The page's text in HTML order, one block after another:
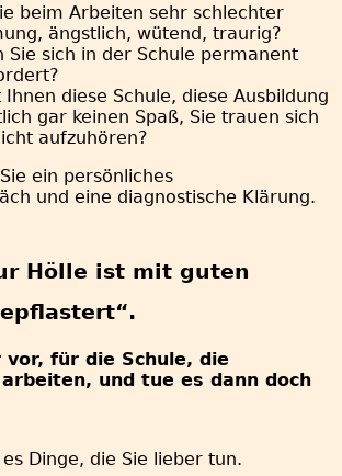
beim Arbeiten sehr schlechter
ängstlich, wütend, traurig?
Sie sich in der Schule permanent
Ihnen diese Schule, diese Ausbildung
gar keinen Spaß, Sie trauen sich
aufzuhören?
ein persönliches
und eine diagnostische Klärung.
Hölle ist mit guten
vor, für die Schule, die
und tue es dann doch
Dinge, die Sie lieber tun.